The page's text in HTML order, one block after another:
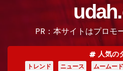
PR：本サイトはプロモ
人気の
トレンド ニュース ムームー